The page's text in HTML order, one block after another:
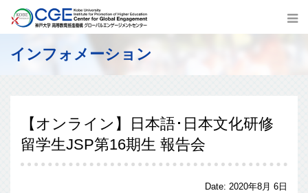
インフォメーション
【オンライン】日本語･日本文化研修
留学生JSP第16期生 報告会
Date: 2020年8月 6日